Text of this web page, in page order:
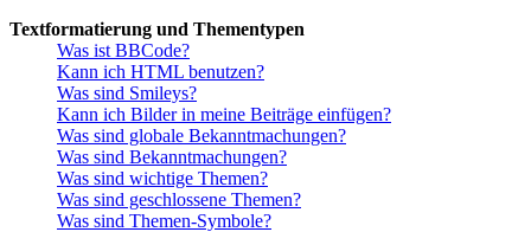
Textformatierung und Thementypen
Was ist BBCode?
Kann ich HTML benutzen?
Was sind Smileys?
Kann ich Bilder in meine Beiträge einfügen?
Was sind globale Bekanntmachungen?
Was sind Bekanntmachungen?
Was sind wichtige Themen?
Was sind geschlossene Themen?
Was sind Themen-Symbole?